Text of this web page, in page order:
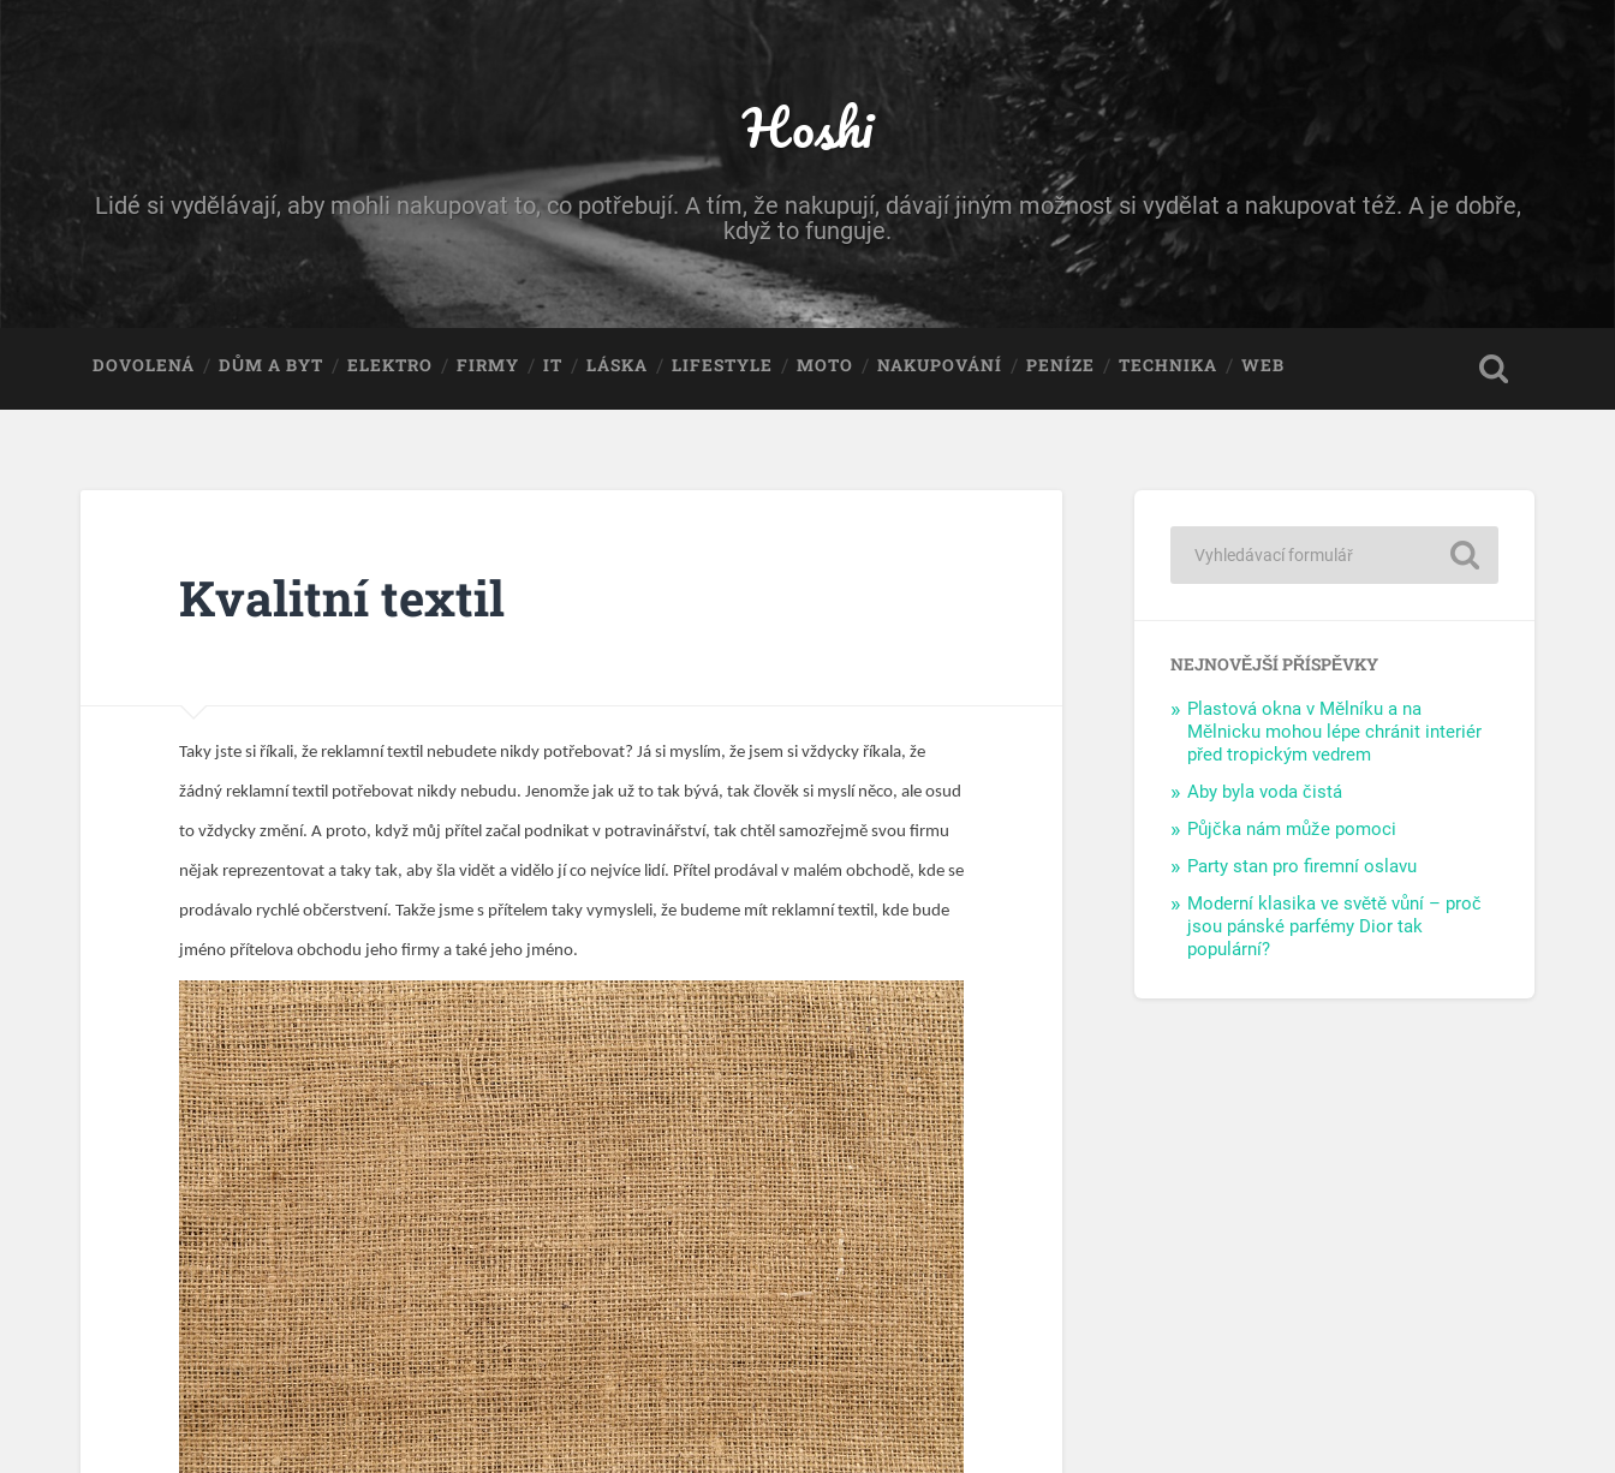
Hoshi
Lidé si vydělávají, aby mohli nakupovat to, co potřebují. A tím, že nakupují, dávají jiným možnost si vydělat a nakupovat též. A je dobře,
když to funguje.
DOVOLENÁ DŮM A BYT ELEKTRO FIRMY IT LÁSKA LIFESTYLE MOTO NAKUPOVÁNÍ PENÍZE TECHNIKA WEB
Kvalitní textil
Taky jste si říkali, že reklamní textil nebudete nikdy potřebovat? Já si myslím, že jsem si vždycky říkala, že
žádný reklamní textil potřebovat nikdy nebudu. Jenomže jak už to tak bývá, tak člověk si myslí něco, ale osud
to vždycky změní. A proto, když můj přítel začal podnikat v potravinářství, tak chtěl samozřejmě svou firmu
nějak reprezentovat a taky tak, aby šla vidět a vidělo jí co nejvíce lidí. Přítel prodával v malém obchodě, kde se
prodávalo rychlé občerstvení. Takže jsme s přítelem taky vymysleli, že budeme mít reklamní textil, kde bude
jméno přítelova obchodu jeho firmy a také jeho jméno.
NEJNOVĚJŠÍ PŘÍSPĚVKY
Plastová okna v Mělníku a na
Mělnicku mohou lépe chránit interiér
před tropickým vedrem
Aby byla voda čistá
Půjčka nám může pomoci
Party stan pro firemní oslavu
Moderní klasika ve světě vůní – proč
jsou pánské parfémy Dior tak
populární?